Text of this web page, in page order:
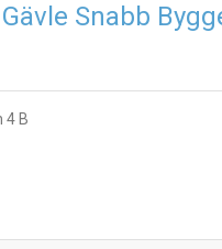
Snabb
4 B